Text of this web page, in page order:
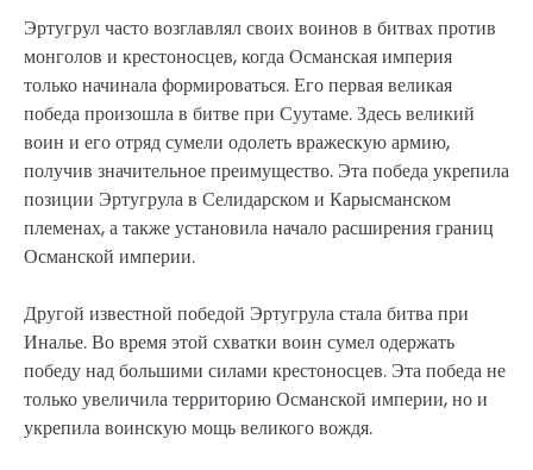
Эртугрул часто возглавлял своих воинов в битвах против
монголов и крестоносцев, когда Османская империя
только начинала формироваться. Его первая великая
победа произошла в битве при Суутаме. Здесь великий
воин и его отряд сумели одолеть вражескую армию,
получив значительное преимущество. Эта победа укрепила
позиции Эртугрула в Селидарском и Карысманском
племенах, а также установила начало расширения границ
Османской империи.
Другой известной победой Эртугрула стала битва при
Иналье. Во время этой схватки воин сумел одержать
победу над большими силами крестоносцев. Эта победа не
только увеличила территорию Османской империи, но и
укрепила воинскую мощь великого вождя.